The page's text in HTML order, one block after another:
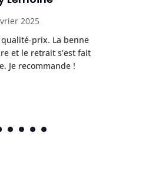
2025
prix. La benne
et le retrait s’est fait
Je recommande !